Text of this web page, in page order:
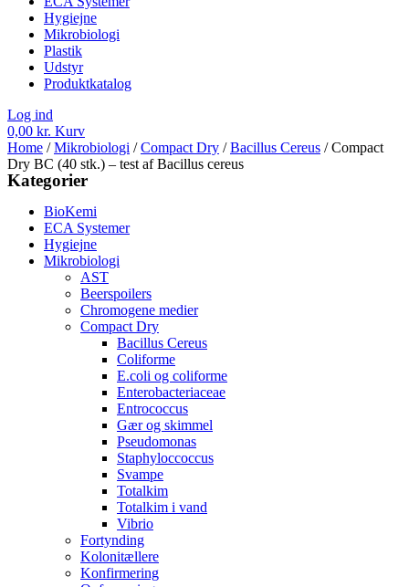
Hygiejne
Mikrobiologi
Plastik
Udstyr
Produktkatalog
Log ind
0,00 kr. Kurv
Home /Mikrobiologi /Compact Dry /Bacillus Cereus / Compact
Dry BC (40 stk.) – test af Bacillus cereus
Kategorier
BioKemi
ECA Systemer
Hygiejne
Mikrobiologi
AST
Beerspoilers
Chromogene medier
Compact Dry
Bacillus Cereus
Coliforme
E.coli og coliforme
Enterobacteriaceae
Entrococcus
Gær og skimmel
Pseudomonas
Staphyloccoccus
Svampe
Totalkim
Totalkim i vand
Vibrio
Fortynding
Kolonitællere
Konfirmering